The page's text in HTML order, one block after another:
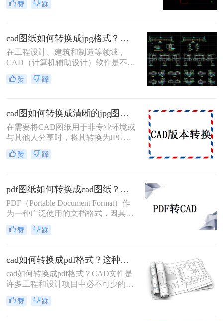
要将CAD图纸转换为JPG图片格式，
图片呢？为了确保转换后的JPG图片
保持清晰和高质量，本文将介绍三种
实用的转换方法。
赞 踩
cad图纸如何转换成jpg格式？试试看这三种转换方式！
在工程设计、建筑和制造等领域，
CAD（计算机辅助设计）软件是不可
或缺的工具。然而，在某些情况下，
我们可能需要将CAD图纸转换为JPG
查看。那么cad图纸如何转换成jpg格
式呢？本文将详细介绍三种将CAD图
纸转换为JPG图片的方法。
赞 踩
cad图如何转换成清晰的jpg图片？分享三个转换方法！
在需要将CAD图纸用于非专业环境或
与其他人分享时，将其转换为JPG图
片是一种常见做法。然而，确保转换
后的JPG图片保持清晰和可读性至关
帮助您将CAD图转换为清晰的JPG图
片。
赞 踩
pdf图纸如何转换成cad图纸？试试这三种常用方法！
PDF（Portable Document Format）作
为一种广泛使用的文档格式，因其跨
平台、不易被修改的特性而备受青
睐。然而，在工程设计领域，
因其可编辑性和精确性成为行业标
准。因此，将PDF图纸转换成CAD图
纸成为许多设计师和工程师的常见需
求。那么pdf图纸如何转换成cad图纸
呢？本文将介绍三种将PDF图纸转换
成CAD图纸的方法。
赞 踩
cad如何转换成pdf格式？这种方法简单又实用！
cad如何转换成pdf格式？CAD文件是
许多工程和设计项目中必不可少的一
部分。然而，与其他常见文件格式相
比，如PDF，CAD文件的共享和查看
赞 踩